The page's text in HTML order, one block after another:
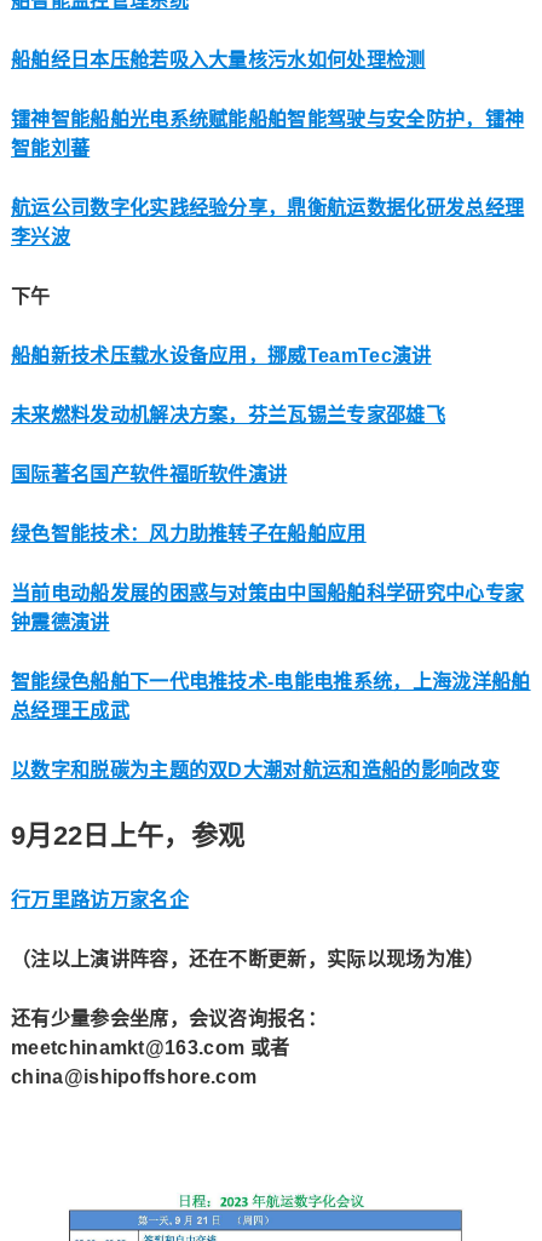
船舶经日本压舱若吸入大量核污水如何处理检测
镭神智能船舶光电系统赋能船舶智能驾驶与安全防护，镭神
智能刘蕃
航运公司数字化实践经验分享，鼎衡航运数据化研发总经理
李兴波
下午
船舶新技术压载水设备应用，挪威TeamTec演讲
未来燃料发动机解决方案，芬兰瓦锡兰专家邵雄飞
国际著名国产软件福昕软件演讲
绿色智能技术：风力助推转子在船舶应用
当前电动船发展的困惑与对策由中国船舶科学研究中心专家
钟震德演讲
智能绿色船舶下一代电推技术-电能电推系统，上海泷洋船舶
总经理王成武
以数字和脱碳为主题的双D大潮对航运和造船的影响改变
9月22日上午，参观
行万里路访万家名企
（注以上演讲阵容，还在不断更新，实际以现场为准）
还有少量参会坐席，会议咨询报名：
meetchinamkt@163.com 或者
china@ishipoffshore.com